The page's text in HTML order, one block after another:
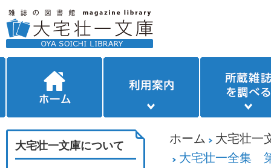
ホーム
大宅壮一
大宅壮一全集
大宅壮一文庫について